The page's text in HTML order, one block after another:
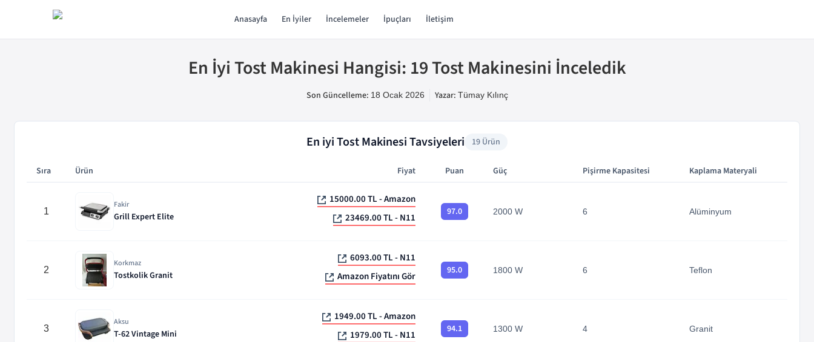
Anasayfa En İyiler İncelemeler İpuçları İletişim
En İyi Tost Makinesi Hangisi: 19 Tost Makinesini İnceledik
Son Güncelleme: 18 Ocak 2026 Yazar: Tümay Kılınç
En iyiTost Makinesi Tavsiyeleri 19 Ürün
Sıra Ürün Fiyat Puan Güç Pişirme Kapasitesi Kaplama Materyali
1
Fakir
Grill Expert Elite
15000.00 TL - Amazon
23469.00 TL - N11
97.0 2000 W 6 Alüminyum
2
Korkmaz
Tostkolik Granit
6093.00 TL - N11
Amazon Fiyatını Gör
95.0 1800 W 6 Teflon
3
Aksu
T-62 Vintage Mini
1949.00 TL - Amazon
1979.00 TL - N11
94.1 1300 W 4 Granit